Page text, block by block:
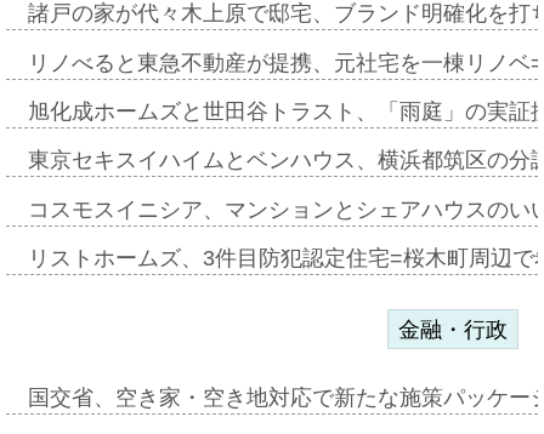
諸戸の家が代々木上原で邸宅、ブランド明確化を
リノべると東急不動産が提携、元社宅を一棟リノ
旭化成ホームズと世田谷トラスト、「雨庭」の実
東京セキスイハイムとベンハウス、横浜都筑区の
コスモスイニシア、マンションとシェアハウスの
リストホームズ、3件目防犯認定住宅=桜木町周辺
金融・行政
国交省、空き家・空き地対応で新たな施策パッケ